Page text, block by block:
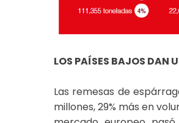
LOS PAÍSES BAJOS DAN
Las remesas de
millones, 29% más en